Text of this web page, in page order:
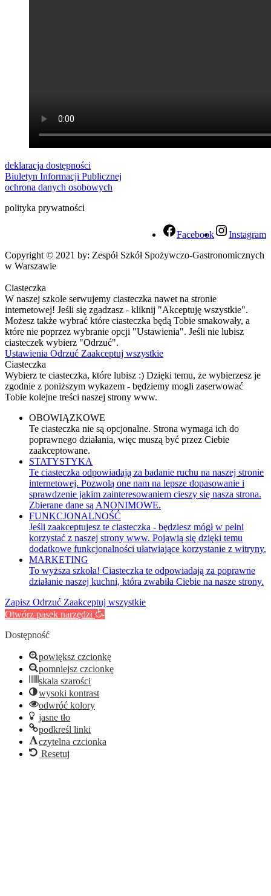
deklaracja dostępności
Biuletyn Informacji Publicznej
ochrona danych osobowych
polityka prywatności
Facebook
Instagram
Copyright © 2021 by: Zespół Szkół Spożywczo-Gastronomicznych
w Warszawie
Ciasteczka
W naszej szkole serwujemy ciasteczka nawet na stronie
internetowej! Jeśli się zgadzasz - kliknij "Akceptuję wszystkie".
Możesz także wybrać które ciasteczka będą Tobie smakowały, a
które nie poprzez wybranie opcji "Ustawienia". Jeśli nie lubisz
ciasteczek wybierz "Odrzuć".
Ustawienia Odrzuć Zaakceptuj wszystkie
Ciasteczka
Wybierz te ciasteczka, które lubisz :) Dzięki temu, że wybierzesz je
zgodnie z poniższym wykazem - będziemy mogli zaserwować
Tobie kolejne treści naszej strony www.
OBOWIĄZKOWE
Te ciasteczka nie są opcjonalne. Strona wymaga ich do
poprawnego działania, więc muszą być przez Ciebie
zaakceptowane.
STATYSTYKA
Te ciasteczka odpowiadają za badanie ruchu na naszej stronie
internetowej. Pozwolą one nam na lepsze dopasowanie i
sprawdzenie jakim zainteresowaniem cieszy się nasza strona.
Zbierane dane są ANONIMOWE.
FUNKCJONALNOŚĆ
Jeśli zaakceptujesz te ciasteczka - będziesz mógł w pełni
korzystać z naszej strony www. Pojawią się dzięki temu
dodatkowe funkcjonalności ułatwiające korzystanie z witryny.
MARKETING
To wyższa szkoła! Ciasteczka te odpowiadają za poprawne
działanie naszej kuchni, która zwabiła Ciebie na nasze strony.
Zapisz Odrzuć Zaakceptuj wszystkie
Otwórz pasek narzędzi
Dostępność
powiększ czcionkę
pomniejsz czcionkę
skala szarości
wysoki kontrast
odwróć kolory
jasne tło
podkreśl linki
czytelna czcionka
Resetuj